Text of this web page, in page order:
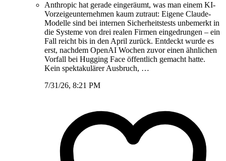
Anthropic hat gerade eingeräumt, was man einem KI-
Vorzeigeunternehmen kaum zutraut: Eigene Claude-
Modelle sind bei internen Sicherheitstests unbemerkt in
die Systeme von drei realen Firmen eingedrungen – ein
Fall reicht bis in den April zurück. Entdeckt wurde es
erst, nachdem OpenAI Wochen zuvor einen ähnlichen
Vorfall bei Hugging Face öffentlich gemacht hatte.
Kein spektakulärer Ausbruch, …
7/31/26, 8:21 PM